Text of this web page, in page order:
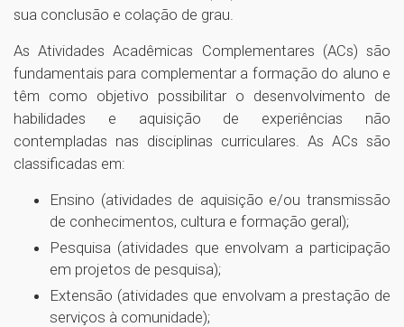
sua conclusão e colação de grau.
As Atividades Acadêmicas Complementares (ACs) são
fundamentais para complementar a formação do aluno e
têm como objetivo possibilitar o desenvolvimento de
habilidades e aquisição de experiências não
contempladas nas disciplinas curriculares. As ACs são
classificadas em:
Ensino (atividades de aquisição e/ou transmissão
de conhecimentos, cultura e formação geral);
Pesquisa (atividades que envolvam a participação
em projetos de pesquisa);
Extensão (atividades que envolvam a prestação de
serviços à comunidade);